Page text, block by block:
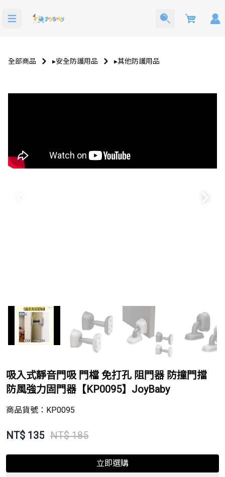
Cart
全部商品 ▸安全防護用品 ▸其他防護用品
吸入式靜音門吸 門檔 免打孔 阻門器 防撞門擋
防風強力固門器【KP0095】JoyBaby
商品貨號： KP0095
NT$ 135 NT$ 185
立即選購
西裝 洗澡玩具